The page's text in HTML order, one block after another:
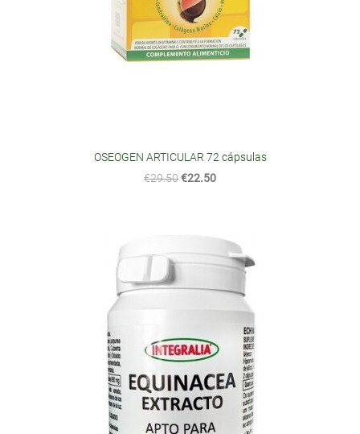
OSEOGEN ARTICULAR 72 cápsulas
€29.50€22.50